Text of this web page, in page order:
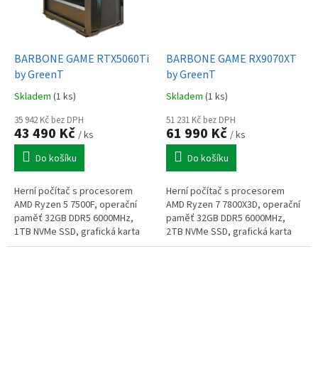
BARBONE GAME RTX5060Ti
by GreenT
Skladem (1 ks)
35 942 Kč bez DPH
43 490 Kč / ks
Do košíku
Herní počítač s procesorem
AMD Ryzen 5 7500F, operační
paměť 32GB DDR5 6000MHz,
1TB NVMe SSD, grafická karta
GeForce RTX 5060 Ti 16GB, Wi-
BARBONE GAME RX9070XT
by GreenT
Skladem (1 ks)
51 231 Kč bez DPH
61 990 Kč / ks
Do košíku
Herní počítač s procesorem
AMD Ryzen 7 7800X3D, operační
paměť 32GB DDR5 6000MHz,
2TB NVMe SSD, grafická karta
Radeon RX 9070 XT 16GB,